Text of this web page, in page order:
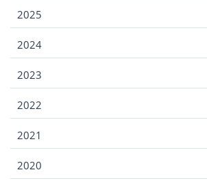
2025
2024
2023
2022
2021
2020